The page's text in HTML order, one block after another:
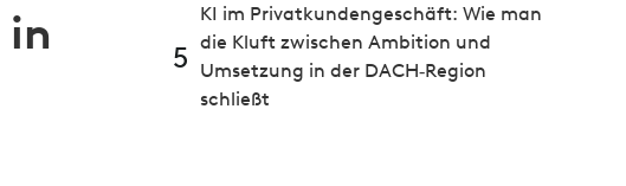
in
5
KI im Privatkundengeschäft: Wie man
die Kluft zwischen Ambition und
Umsetzung in der DACH‑Region
schließt